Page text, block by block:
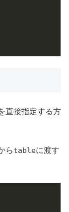
直接指定する方
らtableに渡す